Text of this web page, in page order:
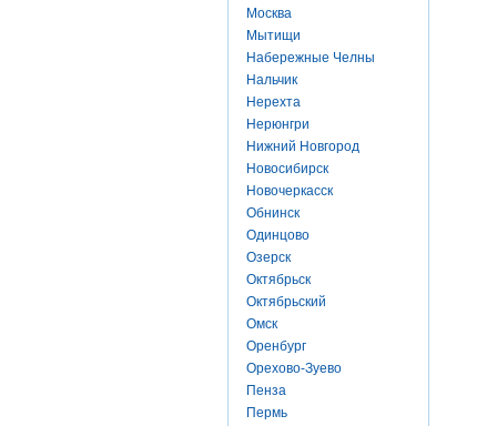
Москва
Мытищи
Набережные Челны
Нальчик
Нерехта
Нерюнгри
Нижний Новгород
Новосибирск
Новочеркасск
Обнинск
Одинцово
Озерск
Октябрьск
Октябрьский
Омск
Оренбург
Орехово-Зуево
Пенза
Пермь